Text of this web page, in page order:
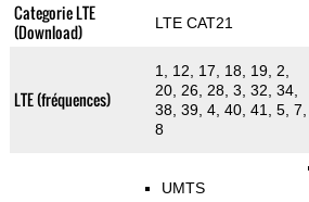
Categorie LTE
(Download)
LTE CAT21
LTE (fréquences)
1, 12, 17, 18, 19, 2,
20, 26, 28, 3, 32, 34,
38, 39, 4, 40, 41, 5, 7,
8
UMTS